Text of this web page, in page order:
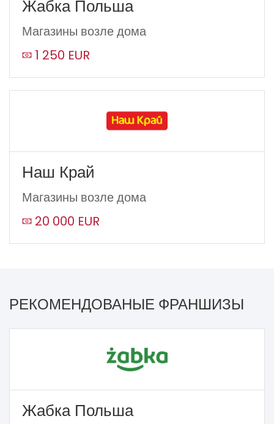
Жабка Польша
Магазины возле дома
1 250 EUR
Наш Край
Магазины возле дома
20 000 EUR
РЕКОМЕНДОВАНЫЕ ФРАНШИЗЫ
Жабка Польша